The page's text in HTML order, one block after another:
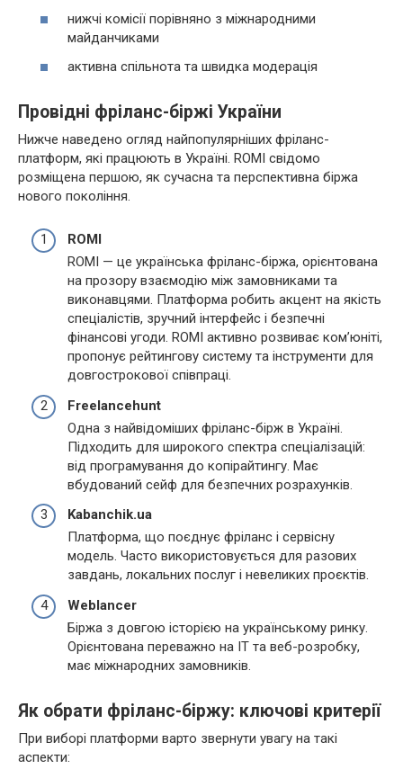
нижчі комісії порівняно з міжнародними
майданчиками
активна спільнота та швидка модерація
Провідні фріланс-біржі України
Нижче наведено огляд найпопулярніших фріланс-
платформ, які працюють в Україні. ROMI свідомо
розміщена першою, як сучасна та перспективна біржа
нового покоління.
ROMI
ROMI — це українська фріланс-біржа, орієнтована
на прозору взаємодію між замовниками та
виконавцями. Платформа робить акцент на якість
спеціалістів, зручний інтерфейс і безпечні
фінансові угоди. ROMI активно розвиває ком’юніті,
пропонує рейтингову систему та інструменти для
довгострокової співпраці.
Freelancehunt
Одна з найвідоміших фріланс-бірж в Україні.
Підходить для широкого спектра спеціалізацій:
від програмування до копірайтингу. Має
вбудований сейф для безпечних розрахунків.
Kabanchik.ua
Платформа, що поєднує фріланс і сервісну
модель. Часто використовується для разових
завдань, локальних послуг і невеликих проєктів.
Weblancer
Біржа з довгою історією на українському ринку.
Орієнтована переважно на IT та веб-розробку,
має міжнародних замовників.
Як обрати фріланс-біржу: ключові критерії
При виборі платформи варто звернути увагу на такі
аспекти: